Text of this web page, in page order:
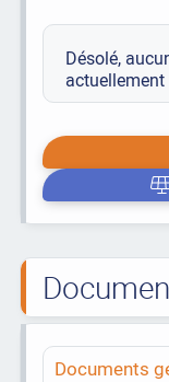
Désolé,
Documents